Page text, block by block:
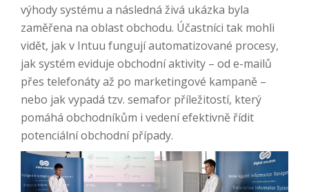
výhody systému a následná živá ukázka byla
zaměřena na oblast obchodu. Účastníci tak mohli
vidět, jak v Intuu fungují automatizované procesy,
jak systém eviduje obchodní aktivity – od e-mailů
přes telefonáty až po marketingové kampaně –
nebo jak vypadá tzv. semafor příležitostí, který
pomáhá obchodníkům i vedení efektivně řídit
potenciální obchodní případy.